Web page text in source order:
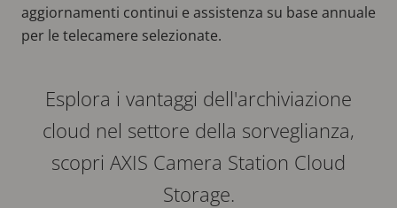
aggiornamenti continui e assistenza su base annuale
per le telecamere selezionate.
Esplora i vantaggi dell'archiviazione
cloud nel settore della sorveglianza,
scopri AXIS Camera Station Cloud
Storage.